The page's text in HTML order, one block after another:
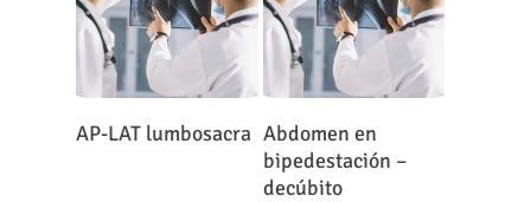
Leer Más
AP-LAT lumbosacra Abdomen en
bipedestación –
decúbito